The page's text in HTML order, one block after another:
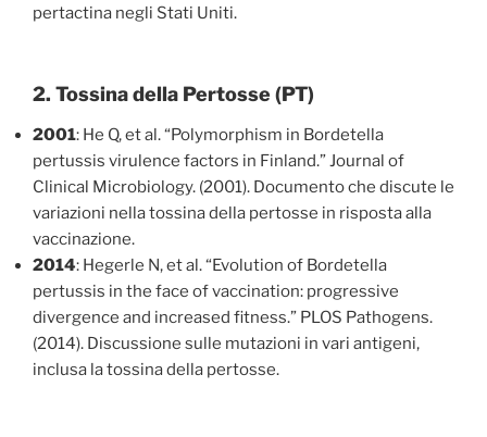
pertactina negli Stati Uniti.
2. Tossina della Pertosse (PT)
2001: He Q, et al. “Polymorphism in Bordetella
pertussis virulence factors in Finland.” Journal of
Clinical Microbiology. (2001). Documento che discute le
variazioni nella tossina della pertosse in risposta alla
vaccinazione.
2014: Hegerle N, et al. “Evolution of Bordetella
pertussis in the face of vaccination: progressive
divergence and increased fitness.” PLOS Pathogens.
(2014). Discussione sulle mutazioni in vari antigeni,
inclusa la tossina della pertosse.